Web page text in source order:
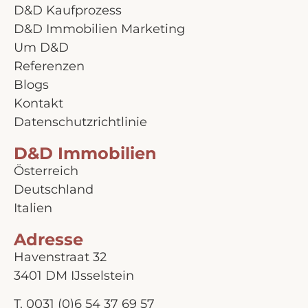
D&D Kaufprozess
D&D Immobilien Marketing
Um D&D
Referenzen
Blogs
Kontakt
Datenschutzrichtlinie
D&D Immobilien
Österreich
Deutschland
Italien
Adresse
Havenstraat 32
3401 DM IJsselstein
T. 0031 (0)6 54 37 69 57